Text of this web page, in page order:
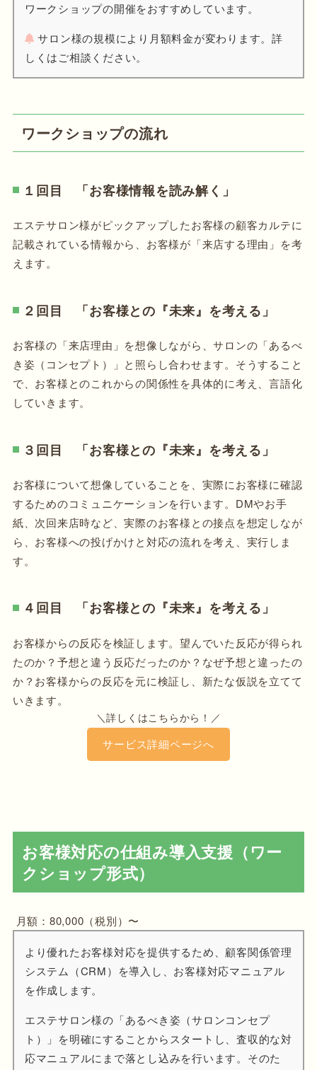
ワークショップの開催をおすすめしています。
サロン様の規模により月額料金が変わります。詳
しくはご相談ください。
ワークショップの流れ
１回目 「お客様情報を読み解く」
エステサロン様がピックアップしたお客様の顧客カルテに
記載されている情報から、お客様が「来店する理由」を考
えます。
２回目 「お客様との『未来』を考える」
お客様の「来店理由」を想像しながら、サロンの「あるべ
き姿（コンセプト）」と照らし合わせます。そうすること
で、お客様とのこれからの関係性を具体的に考え、言語化
していきます。
３回目 「お客様との『未来』を考える」
お客様について想像していることを、実際にお客様に確認
するためのコミュニケーションを行います。DMやお手
紙、次回来店時など、実際のお客様との接点を想定しなが
ら、お客様への投げかけと対応の流れを考え、実行しま
す。
４回目 「お客様との『未来』を考える」
お客様からの反応を検証します。望んでいた反応が得られ
たのか？予想と違う反応だったのか？なぜ予想と違ったの
か？お客様からの反応を元に検証し、新たな仮説を立てて
いきます。
＼詳しくはこちらから！／
サービス詳細ページへ
お客様対応の仕組み導入支援（ワー
クショップ形式）
月額：80,000（税別）〜
より優れたお客様対応を提供するため、顧客関係管理
システム（CRM）を導入し、お客様対応マニュアル
を作成します。
エステサロン様の「あるべき姿（サロンコンセプ
ト）」を明確にすることからスタートし、査収的な対
応マニュアルにまで落とし込みを行います。そのた